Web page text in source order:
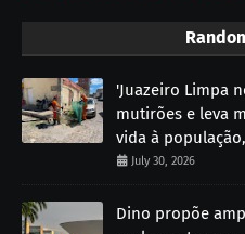
'Juazeiro Limpa
mutirões e leva
vida à
July 30, 2026
Dino propõe